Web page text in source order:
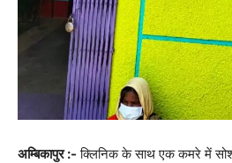
अम्बिकापुर :- क्लिनिक के साथ एक कमरे में